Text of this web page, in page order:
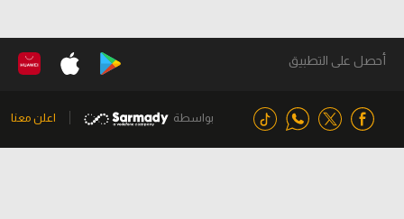
أحصل على التطبيق
بواسطة اعلن معنا